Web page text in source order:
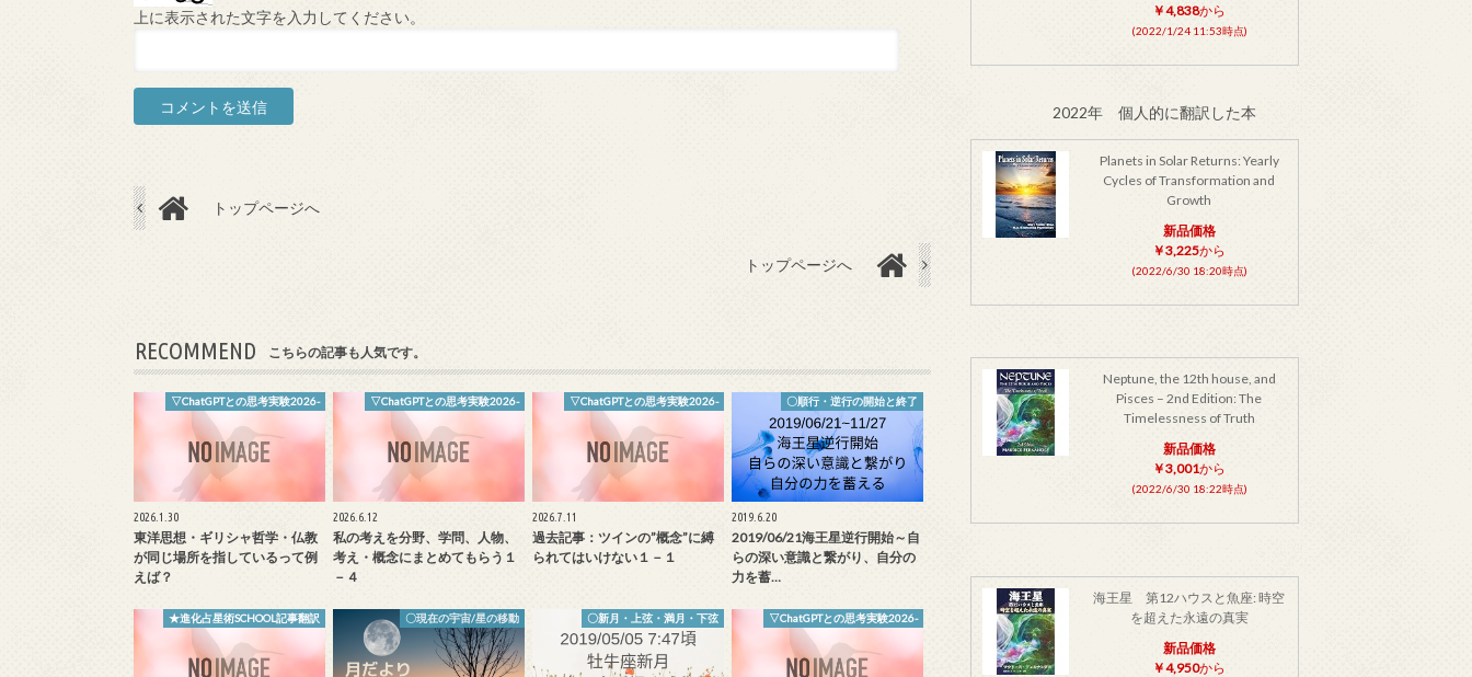
上に表示された文字を入力してください。
トップページへ
トップページへ
RECOMMEND こちらの記事も人気です。
▽ChatGPTとの思考実験2026-
2026.1.30
東洋思想・ギリシャ哲学・仏教
が同じ場所を指しているって例
えば？
▽ChatGPTとの思考実験2026-
2026.6.12
私の考えを分野、学問、人物、
考え・概念にまとめてもらう１
－４
▽ChatGPTとの思考実験2026-
2026.7.11
過去記事：ツインの”概念”に縛
られてはいけない１－１
〇順行・逆行の開始と終了
2019.6.20
2019/06/21海王星逆行開始～自
らの深い意識と繋がり、自分の
力を蓄…
★進化占星術SCHOOL記事翻訳 〇現在の宇宙/星の移動 〇新月・上弦・満月・下弦 ▽ChatGPTとの思考実験2026-
￥4,838から
(2022/1/24 11:53時点)
2022年 個人的に翻訳した本
Planets in Solar Returns: Yearly
Cycles of Transformation and
Growth
新品価格
￥3,225から
(2022/6/30 18:20時点)
Neptune, the 12th house, and
Pisces – 2nd Edition: The
Timelessness of Truth
新品価格
￥3,001から
(2022/6/30 18:22時点)
海王星 第12ハウスと魚座: 時空
を超えた永遠の真実
新品価格
￥4,950から